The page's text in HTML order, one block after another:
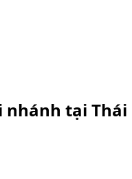
nhánh tại Thái